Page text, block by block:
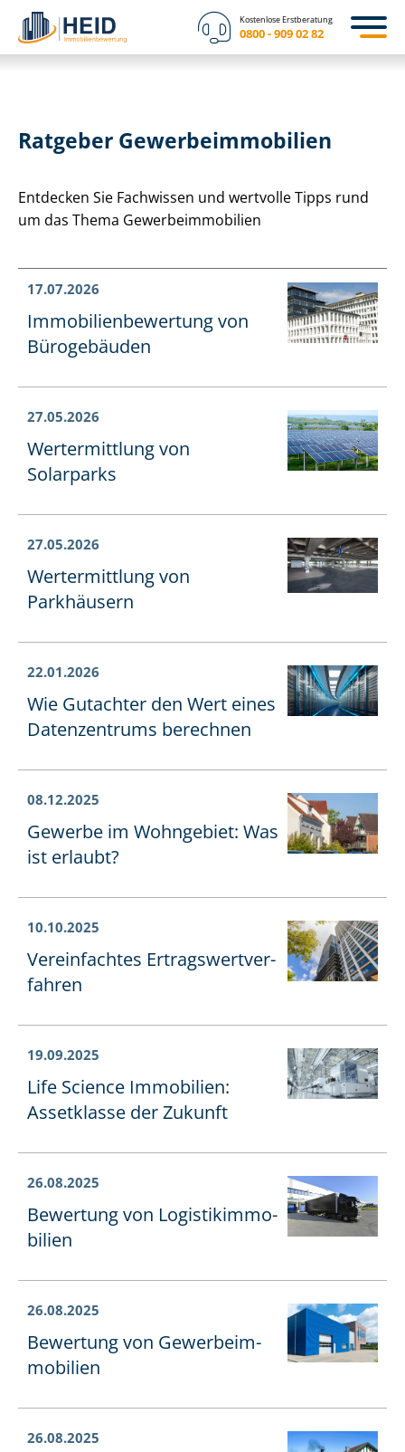
Kostenlose Erstberatung
0800 - 909 02 82
Ratgeber Ge­wer­be­im­mo­bi­li­en
Entdecken Sie Fachwissen und wertvolle Tipps rund
um das Thema Ge­wer­be­im­mo­bi­li­en
17.07.2026
Im­mo­bi­li­en­be­wer­tung von
Bürogebäuden
27.05.2026
Wertermittlung von
Solarparks
27.05.2026
Wertermittlung von
Parkhäusern
22.01.2026
Wie Gutachter den Wert eines
Datenzentrums berechnen
08.12.2025
Gewerbe im Wohngebiet: Was
ist erlaubt?
10.10.2025
Vereinfachtes Er­trags­wert­ver­
fah­ren
19.09.2025
Life Science Immobilien:
Assetklasse der Zukunft
26.08.2025
Bewertung von Lo­gis­tik­im­mo­
bi­li­en
26.08.2025
Bewertung von Ge­wer­be­im­
mo­bi­li­en
26.08.2025